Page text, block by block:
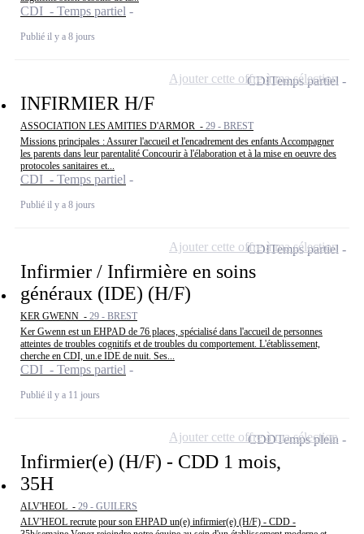
CDI - Temps partiel
Publié il y a 8 jours
INFIRMIER H/F
ASSOCIATION LES AMITIES D'ARMOR - 29 - BREST
Missions principales : Assurer l'accueil et l'encadrement des enfants Accompagner
les parents dans leur parentalité Concourir à l'élaboration et à la mise en oeuvre des
protocoles sanitaires et...
CDI - Temps partiel
Publié il y a 8 jours
CDITemps partiel
Ajouter cette offre à ma sélection
Infirmier / Infirmière en soins
généraux (IDE) (H/F)
KER GWENN - 29 - BREST
Ker Gwenn est un EHPAD de 76 places, spécialisé dans l'accueil de personnes
atteintes de troubles cognitifs et de troubles du comportement. L'établissement,
cherche en CDI, un.e IDE de nuit. Ses...
CDI - Temps partiel
Publié il y a 11 jours
CDITemps partiel
Ajouter cette offre à ma sélection
Infirmier(e) (H/F) - CDD 1 mois,
35H
ALV'HEOL - 29 - GUILERS
ALV'HEOL recrute pour son EHPAD un(e) infirmier(e) (H/F) - CDD -
CDDTemps plein
Ajouter cette offre à ma sélection